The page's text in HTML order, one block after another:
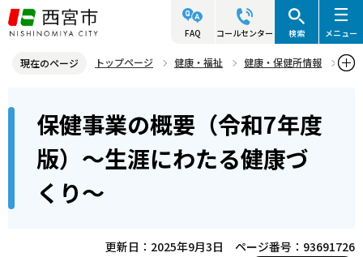
こ
の
ジ
す
FAQ コールセンター 検索 メニュー
現在のページ トップページ 健康・福祉
健康・保健所情報
保健事業の概要（令和7年度版）～生涯にわたる健康づくり～
ら
保健事業の概要（令和7年度
版）～生涯にわたる健康づ
くり～
更新日：2025年9月3日
ページ番号：93691726